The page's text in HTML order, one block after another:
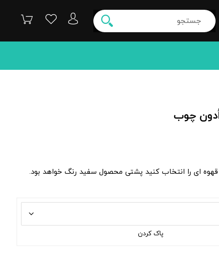
چوب
ای را انتخاب کنید پشتی محصول سفید رنگ خواهد بود.
پاک کردن